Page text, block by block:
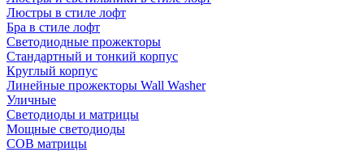
Люстры в стиле лофт
Бра в стиле лофт
Светодиодные прожекторы
Стандартный и тонкий корпус
Круглый корпус
Линейные прожекторы Wall Washer
Уличные
Светодиоды и матрицы
Мощные светодиоды
COB матрицы